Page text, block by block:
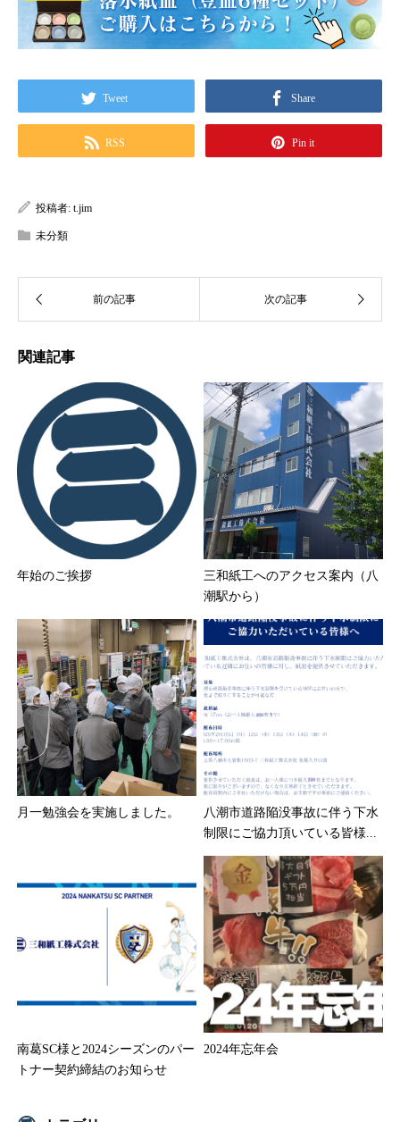
Tweet Share
RSS Pin it
投稿者: t.jim
未分類
関連記事
年始のご挨拶
三和紙工へのアクセス案内（八
潮駅から）
月一勉強会を実施しました。
八潮市道路陥没事故に伴う下水
制限にご協力頂いている皆様...
南葛SC様と2024シーズンのパー
トナー契約締結のお知らせ
2024年忘年会